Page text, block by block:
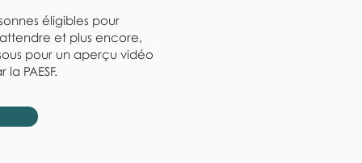
éligibles pour
et plus encore,
pour un aperçu vidéo
PAESF.